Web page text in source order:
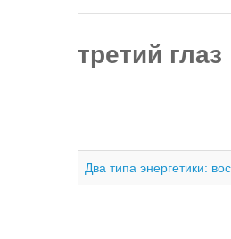
третий глаз
Два типа энергетики: